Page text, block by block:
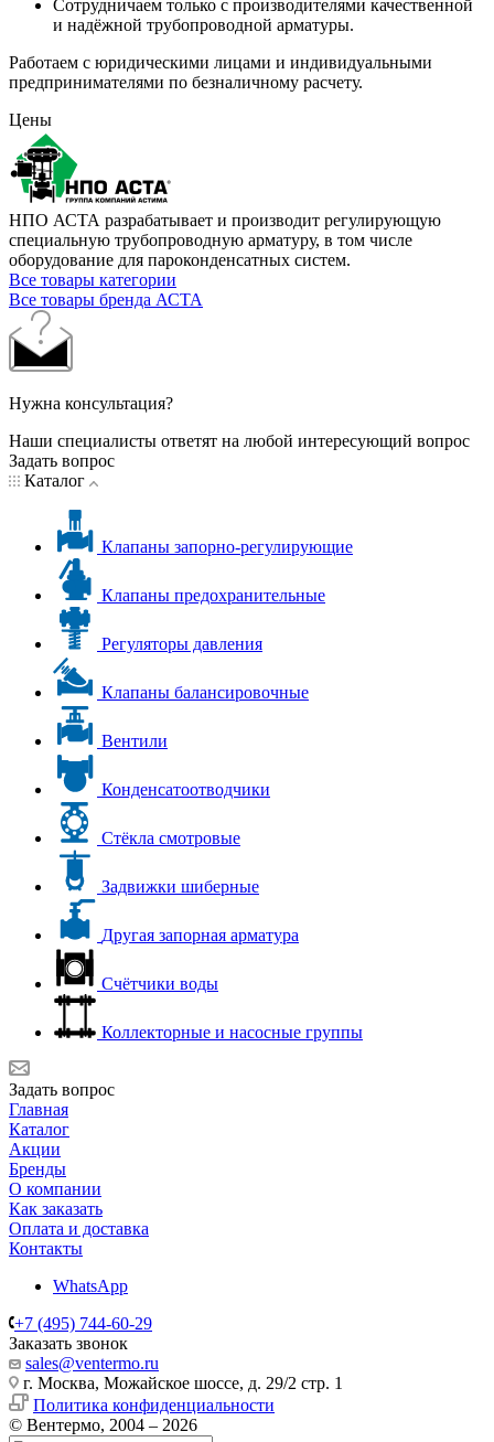
Сотрудничаем только с производителями качественной
и надёжной трубопроводной арматуры.
Работаем с юридическими лицами и индивидуальными
предпринимателями по безналичному расчету.
Цены
НПО АСТА разрабатывает и производит регулирующую
специальную трубопроводную арматуру, в том числе
оборудование для пароконденсатных систем.
Все товары категории
Все товары бренда АСТА
Нужна консультация?
Наши специалисты ответят на любой интересующий вопрос
Задать вопрос
Каталог
Клапаны запорно-регулирующие
Клапаны предохранительные
Регуляторы давления
Клапаны балансировочные
Вентили
Конденсатоотводчики
Стёкла смотровые
Задвижки шиберные
Другая запорная арматура
Счётчики воды
Коллекторные и насосные группы
Задать вопрос
Главная
Каталог
Акции
Бренды
О компании
Как заказать
Оплата и доставка
Контакты
WhatsApp
+7 (495) 744-60-29
Заказать звонок
sales@ventermo.ru
г. Москва, Можайское шоссе, д. 29/2 стр. 1
Политика конфиденциальности
© Вентермо, 2004 – 2026